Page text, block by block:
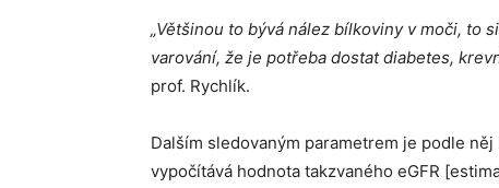
„Většinou to bývá nález bílkoviny v moči, to
varování, že je potřeba dostat diabetes,
prof. Rychlík.
Dalším sledovaným parametrem je podle
vypočítává hodnota takzvaného eGFR